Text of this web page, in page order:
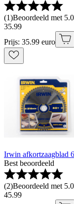
(1)Beoordeeld met
35.99
Prijs: 35.99 euro
Irwin afkortzaagblad
Best beoordeeld
(2)Beoordeeld met
45.99